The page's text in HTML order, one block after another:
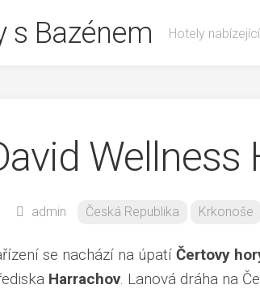
s Bazénem Hotely
admin Česká Republika Krkonoše
se nachází na úpatí Čertovy
Harrachov. Lanová dráha na